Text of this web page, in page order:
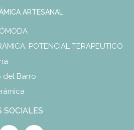
ARTESANAL
POTENCIAL TERAPEUTICO
del Barro
SOCIALES